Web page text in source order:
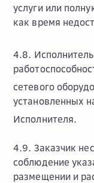
услуги или
как время
4.8. Исполнитель
сетевого
установленных
Исполнителя.
4.9. Заказчик
соблюдение
размещении и